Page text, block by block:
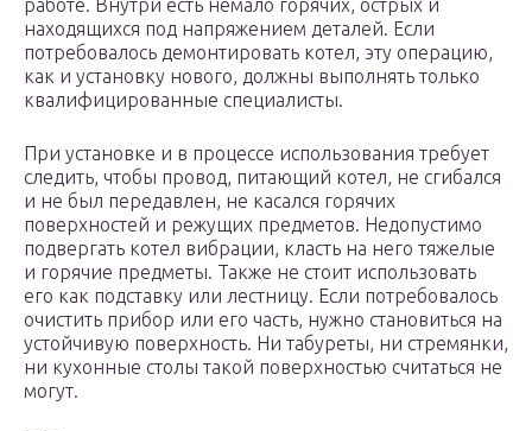
работе. Внутри есть немало горячих, острых и
находящихся под напряжением деталей. Если
потребовалось демонтировать котел, эту операцию,
как и установку нового, должны выполнять только
квалифицированные специалисты.
При установке и в процессе использования требует
следить, чтобы провод, питающий котел, не сгибался
и не был передавлен, не касался горячих
поверхностей и режущих предметов. Недопустимо
подвергать котел вибрации, класть на него тяжелые
и горячие предметы. Также не стоит использовать
его как подставку или лестницу. Если потребовалось
очистить прибор или его часть, нужно становиться на
устойчивую поверхность. Ни табуреты, ни стремянки,
ни кухонные столы такой поверхностью считаться не
могут.